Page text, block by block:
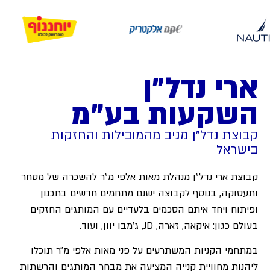
ארי נדל״ן
השקעות בע"מ
קבוצת נדל״ן מניב מהמובילות והחזקות
בישראל
קבוצת ארי נדל"ן מנהלת מאות אלפי מ"ר להשכרה של מסחר
ותעסוקה, בנוסף לקבוצה ישנם מתחמים חדשים בתכנון
ופיתוח ויחד איתם הסכמים בלעדיים עם המותגים החזקים
בעולם כגון: איקאה, זארה, JD, ג'מבו יוון, ועוד.
במתחמי הקניות המשתרעים על פני מאות אלפי מ״ר תוכלו
ליהנות מחוויית קנייה המציעה את מבחר המותגים והרשתות